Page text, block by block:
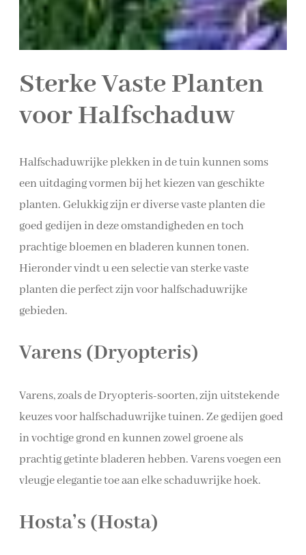
Sterke Vaste Planten
voor Halfschaduw
Halfschaduwrijke plekken in de tuin kunnen soms
een uitdaging vormen bij het kiezen van geschikte
planten. Gelukkig zijn er diverse vaste planten die
goed gedijen in deze omstandigheden en toch
prachtige bloemen en bladeren kunnen tonen.
Hieronder vindt u een selectie van sterke vaste
planten die perfect zijn voor halfschaduwrijke
gebieden.
Varens (Dryopteris)
Varens, zoals de Dryopteris-soorten, zijn uitstekende
keuzes voor halfschaduwrijke tuinen. Ze gedijen goed
in vochtige grond en kunnen zowel groene als
prachtig getinte bladeren hebben. Varens voegen een
vleugje elegantie toe aan elke schaduwrijke hoek.
Hosta’s (Hosta)